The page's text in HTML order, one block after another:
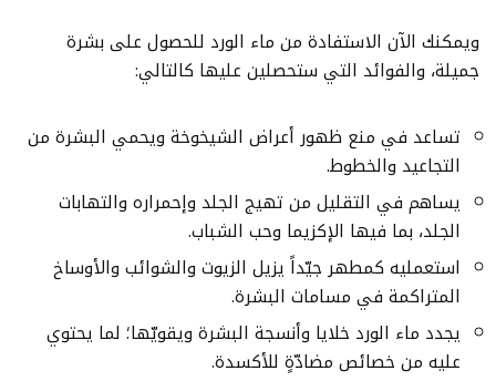
ويمكنك الآن الاستفادة من ماء الورد للحصول على بشرة
جميلة، والفوائد التي ستحصلين عليها كالتالي:
تساعد في منع ظهور أعراض الشيخوخة ويحمي البشرة من
التجاعيد والخطوط.
يساهم في التقليل من تهيج الجلد وإحمراره والتهابات
الجلد، بما فيها الإكزيما وحب الشباب.
استعمليه كمطهر جيّداً يزيل الزيوت والشوائب والأوساخ
المتراكمة في مسامات البشرة.
يجدد ماء الورد خلايا وأنسجة البشرة ويقويّها؛ لما يحتوي
عليه من خصائص مضادّةٍ للأكسدة.